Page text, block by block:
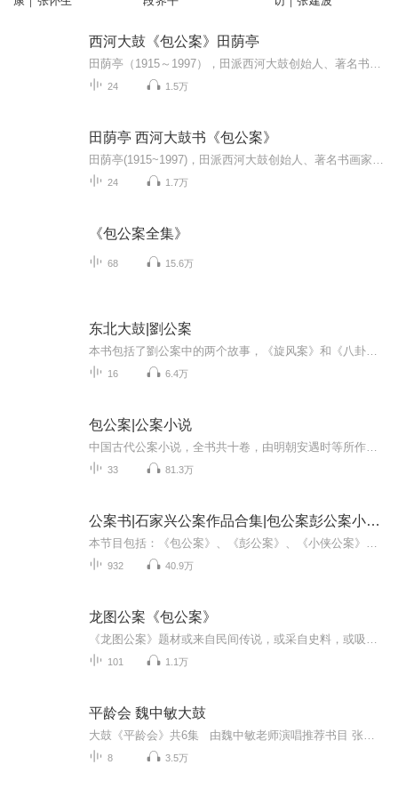
西河大鼓《包公案》田荫亭
24 1.5万
田荫亭 西河大鼓书《包公案》
24 1.7万
《包公案全集》
68 15.6万
东北大鼓|劉公案
16 6.4万
包公案|公案小说
33 81.3万
公案书|石家兴公案作品合集|包公案彭公案小侠公案
932 40.9万
龙图公案《包公案》
101 1.1万
平龄会 魏中敏大鼓
8 3.5万